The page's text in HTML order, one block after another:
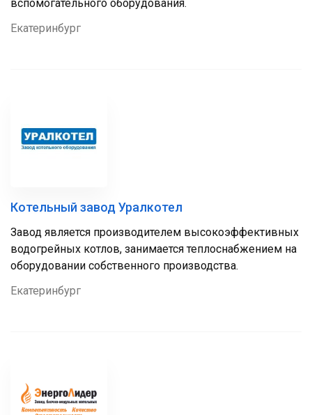
вспомогательного оборудования.
Екатеринбург
Котельный завод Уралкотел
Завод является производителем высокоэффективных
водогрейных котлов, занимается теплоснабжением на
оборудовании собственного производства.
Екатеринбург